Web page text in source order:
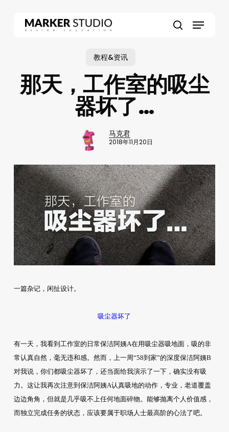
Menu
教程&资讯
那天，工作室的吸尘
器坏了…
马克君
2018年11月20日
一篇杂记，闲扯设计。
吸尘器坏了
有一天，我看到工作室的日常保洁阿姨A在用吸尘器吸地面，吸的非
常认真自然，毫无违和感。然而，上一周“58到家”的深度保洁阿姨B
对我说，你们都吸尘器坏了，还当面给我演示了一下，确实没有吸
力。这让我再次注意到保洁阿姨A认真吸地的动作，专业，老道覆盖
边边角角，但就是几乎吸不上任何地面碎物。能够抛离个人价值感，
而独立完成任务的状态，应该要属于职场人士最高阶的心法了吧。